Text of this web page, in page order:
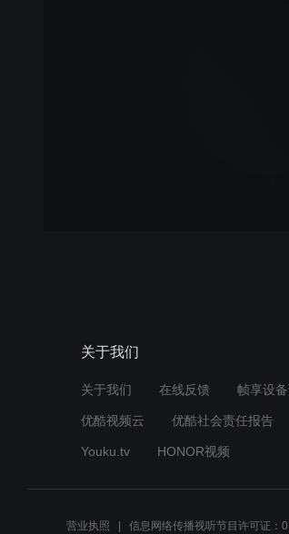
关于我们
关于我们 在线反馈 帧享设
优酷视频云 优酷社会责任报告
Youku.tv HONOR视频
营业执照 信息网络传播视听节目许可证：